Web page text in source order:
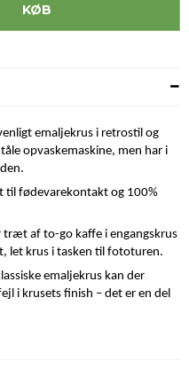
KØB
emaljekrus i retrostil og
opvaskemaskine, men har i
til fødevarekontakt og 100%
træt af to-go kaffe i engangskrus
let krus i tasken til fototuren.
emaljekrus kan der
i krusets finish – det er en del